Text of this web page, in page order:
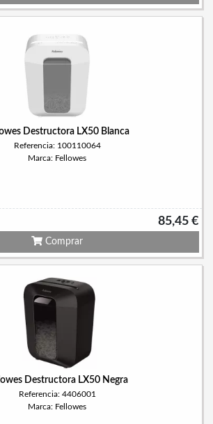
Destructora LX50 Blanca
Referencia: 100110064
Marca: Fellowes
85,45 €
Comprar
Destructora LX50 Negra
Referencia: 4406001
Marca: Fellowes